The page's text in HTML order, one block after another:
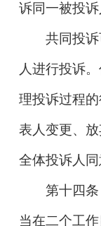
诉同一被投诉
共同投
人进行投诉
理投诉过程
表人变更、
全体投诉人同
第十四
当在二个工